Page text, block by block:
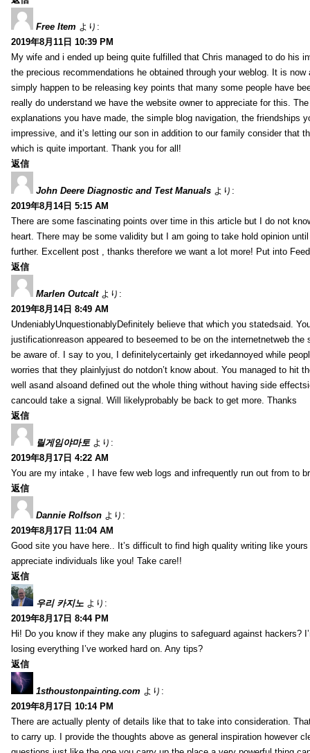
Free Item より:
2019年8月11日 10:39 PM
My wife and i ended up being quite fulfilled that Chris managed to do his
the precious recommendations he obtained through your weblog. It is now
simply happen to be releasing key points that many some people have
really do understand we have the website owner to appreciate for this.
explanations you have made, the simple blog navigation, the friendships
impressive, and it’s letting our son in addition to our family consider that
which is quite important. Thank you for all!
返信
John Deere Diagnostic and Test Manuals より:
2019年8月14日 5:15 AM
There are some fascinating points over time in this article but I do not
heart. There may be some validity but I am going to take hold opinion
further. Excellent post , thanks therefore we want a lot more! Put into
返信
Marlen Outcalt より:
2019年8月14日 8:49 AM
UndeniablyUnquestionablyDefinitely believe that which you statedsaid.
justificationreason appeared to beseemed to be on the internetnetweb
be aware of. I say to you, I definitelycertainly get irkedannoyed while
worries that they plainlyjust do notdon’t know about. You managed to hit
well asand alsoand defined out the whole thing without having side
cancould take a signal. Will likelyprobably be back to get more. Thanks
返信
릴게임야마토 より:
2019年8月17日 4:22 AM
You are my intake , I have few web logs and infrequently run out from to
返信
Dannie Rolfson より:
2019年8月17日 11:04 AM
Good site you have here.. It’s difficult to find high quality writing like
appreciate individuals like you! Take care!!
返信
우리 카지노 より:
2019年8月17日 8:44 PM
Hi! Do you know if they make any plugins to safeguard against hackers?
losing everything I’ve worked hard on. Any tips?
返信
1sthoustonpainting.com より:
2019年8月17日 10:14 PM
There are actually plenty of details like that to take into consideration.
to carry up. I provide the thoughts above as general inspiration however